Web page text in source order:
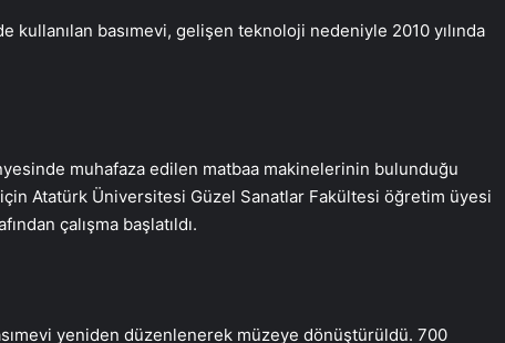
kullanılan basımevi, gelişen teknoloji nedeniyle 2010 yılında
muhafaza edilen matbaa makinelerinin bulunduğu
Atatürk Üniversitesi Güzel Sanatlar Fakültesi öğretim üyesi
çalışma başlatıldı.
yeniden düzenlenerek müzeye dönüştürüldü. 700